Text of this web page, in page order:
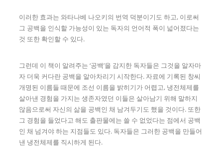
이러한 효과는 와타나베 나오키의 번역 덕분이기도 하고, 이로써
그 공백을 인식할 가능성이 있는 독자의 언어적 폭이 넓어졌다는
것 또한 확인할 수 있다.
그런데 이 책이 알려주는 ‘공백’을 감지한 독자들은 그것을 알자마
자 더욱 커다란 공백을 알아차리기 시작한다. 자료에 기록된 창씨
개명된 이름들 때문에 조선 이름을 밝히기가 어렵고, 냉전체제를
살아낸 경험을 가지는 생존자였던 이들은 살아남기 위해 말하지
않음으로써 자신의 삶을 공백인 채 남겨두기도 했을 것이다. 또한
그 경험을 들었다고 해도 출판물에는 쓸 수 없었다는 점에서 공백
인 채 넘겨야 하는 지점들도 있다. 독자들은 그러한 공백을 만들어
낸 냉전체제를 직시하게 된다.